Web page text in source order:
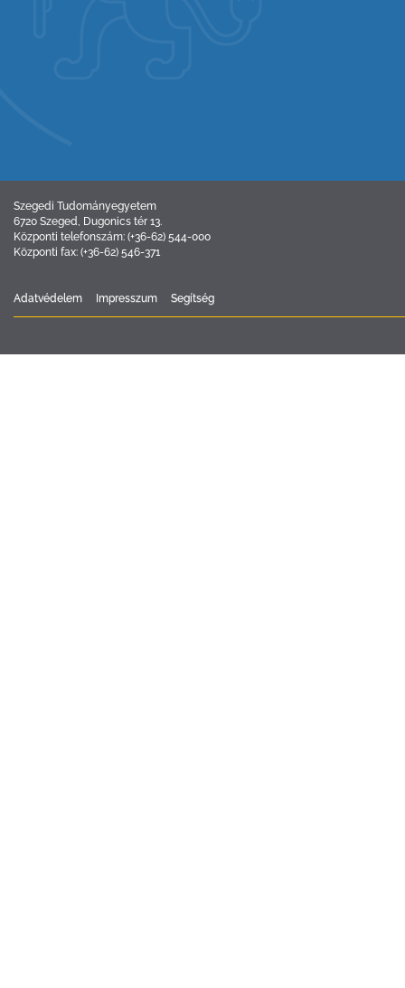
Szegedi Tudományegyetem
6720 Szeged, Dugonics tér 13.
Központi telefonszám: (+36-62) 544-000
Központi fax: (+36-62) 546-371
Adatvédelem Impresszum Segítség